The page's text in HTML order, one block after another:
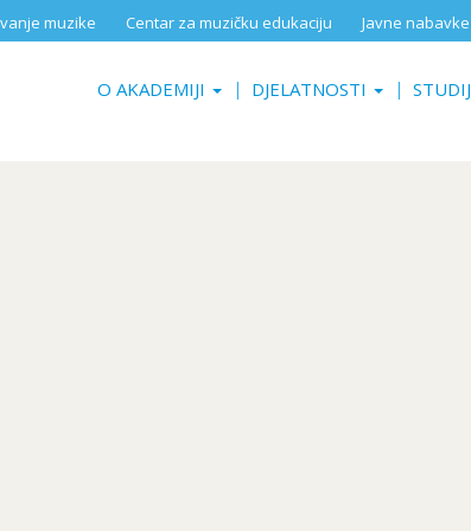
muzike Centar za muzičku edukaciju Javne nabavke
O AKADEMIJI DJELATNOSTI STUDIJ